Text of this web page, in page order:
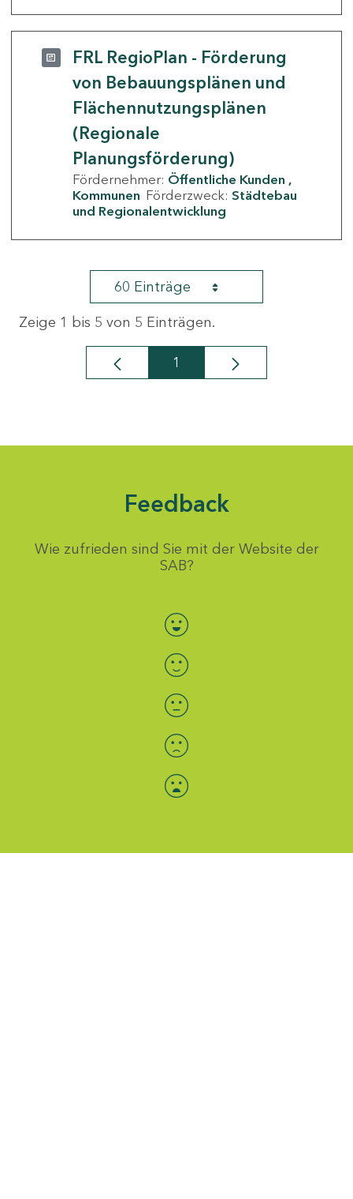
FRL RegioPlan - Förderung
von Bebauungsplänen und
Flächennutzungsplänen
(Regionale
Planungsförderung)
Fördernehmer: Öffentliche Kunden
Kommunen Förderzweck: Städtebau
und Regionalentwicklung
60 Einträge
Zeige 1 bis 5 von 5 Einträgen.
Seite
1
Feedback
Wie zufrieden sind Sie mit der Website der
SAB?
Bewertung auswählen